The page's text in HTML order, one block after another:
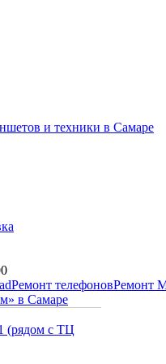
и техники в Самаре
Ремонт телефоновРемонт
(рядом с ТЦ